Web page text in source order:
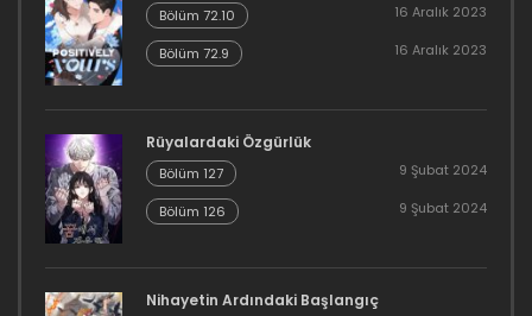
Bölüm 72.10 16 Aralık 2023
Bölüm 72.9 16 Aralık 2023
Rüyalardaki Özgürlük
Bölüm 127 9 Şubat 2024
Bölüm 126 9 Şubat 2024
Nihayetin Ardındaki Başlangıç